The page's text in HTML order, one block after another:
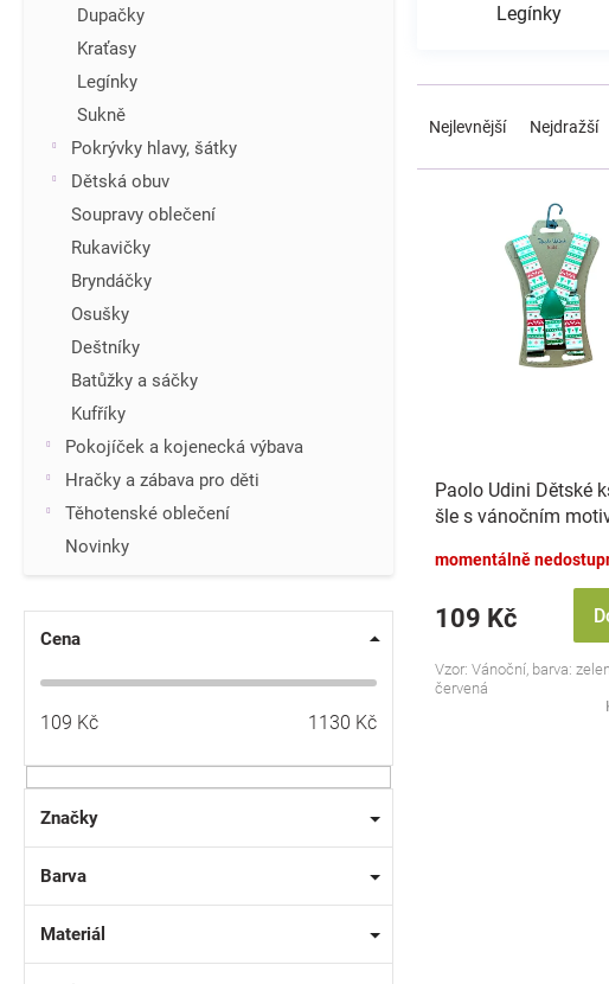
Dupačky
Kraťasy
Legínky
Sukně
Pokrývky hlavy, šátky
Dětská obuv
Soupravy oblečení
Rukavičky
Bryndáčky
Osušky
Deštníky
Batůžky a sáčky
Kufříky
Pokojíček a kojenecká výbava
Hračky a zábava pro děti
Těhotenské oblečení
Novinky
Cena
109 Kč 1130 Kč
Značky
Barva
Materiál
Legínky
e
Nejlevnější Nejdražší
Paolo Udini Dětské
šle s vánočním
momentálně
109 Kč
Vzor: Vánoční, barva:
červená